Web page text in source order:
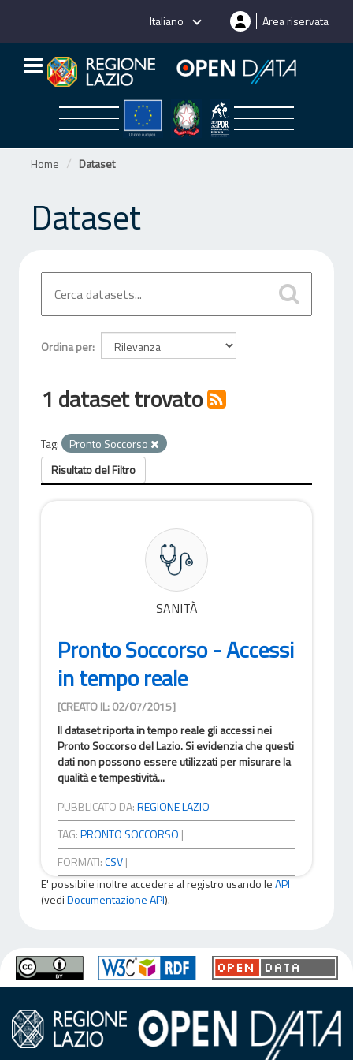
Italiano Area riservata
Home Dataset
Dataset
Ordina per
1 dataset trovato
Tag:
Pronto Soccorso
Risultato del Filtro
SANITÀ
Pronto Soccorso - Accessi
in tempo reale
[CREATO IL: 02/07/2015]
Il dataset riporta in tempo reale gli accessi nei
Pronto Soccorso del Lazio. Si evidenzia che questi
dati non possono essere utilizzati per misurare la
qualità e tempestività...
PUBBLICATO DA:REGIONE LAZIO
TAG:PRONTO SOCCORSO |
FORMATI:CSV|
E' possibile inoltre accedere al registro usando leAPI
(vediDocumentazione API).